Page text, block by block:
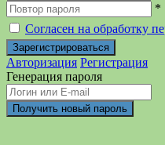
*
Согласен на обработку
Авторизация Регистрация
Генерация пароля